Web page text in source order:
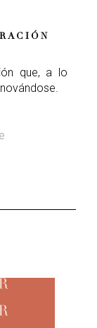
que, a lo